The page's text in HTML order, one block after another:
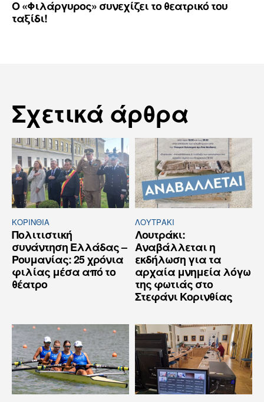
Ο «Φιλάργυρος» συνεχίζει το θεατρικό του
ταξίδι!
Σχετικά άρθρα
ΚΟΡΙΝΘΊΑ
Πολιτιστική
συνάντηση Ελλάδας –
Ρουμανίας: 25 χρόνια
φιλίας μέσα από το
θέατρο
ΛΟΥΤΡΆΚΙ
Λουτράκι:
Αναβάλλεται η
εκδήλωση για τα
αρχαία μνημεία λόγω
της φωτιάς στο
Στεφάνι Κορινθίας